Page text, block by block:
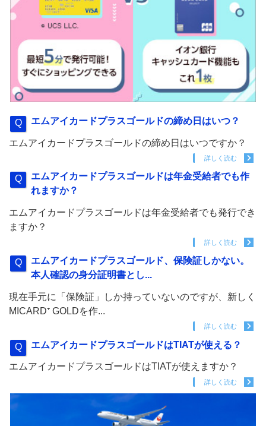
エムアイカードプラスゴールドの締め日はいつ？
エムアイカードプラスゴールドの締め日はいつですか？
詳しく読む
エムアイカードプラスゴールドは年金受給者でも作
れますか？
エムアイカードプラスゴールドは年金受給者でも発行でき
ますか？
詳しく読む
エムアイカードプラスゴールド、保険証しかない。
本人確認の身分証明書とし...
現在手元に「保険証」しか持っていないのですが、新しく
MICARD⁺ GOLDを作...
詳しく読む
エムアイカードプラスゴールドはTIATが使える？
エムアイカードプラスゴールドはTIATが使えますか？
詳しく読む